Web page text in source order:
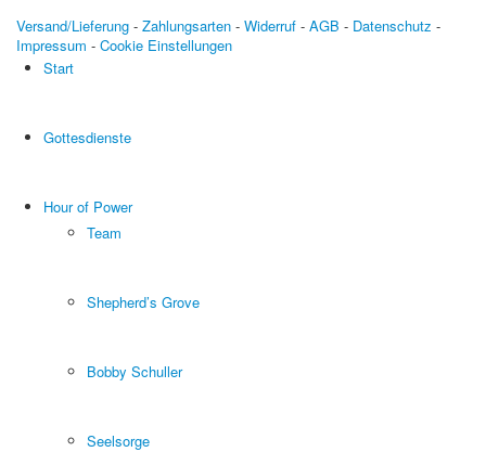
Versand/Lieferung - Zahlungsarten - Widerruf - AGB - Datenschutz -
Impressum - Cookie Einstellungen
Start
Gottesdienste
Hour of Power
Team
Shepherd’s Grove
Bobby Schuller
Seelsorge